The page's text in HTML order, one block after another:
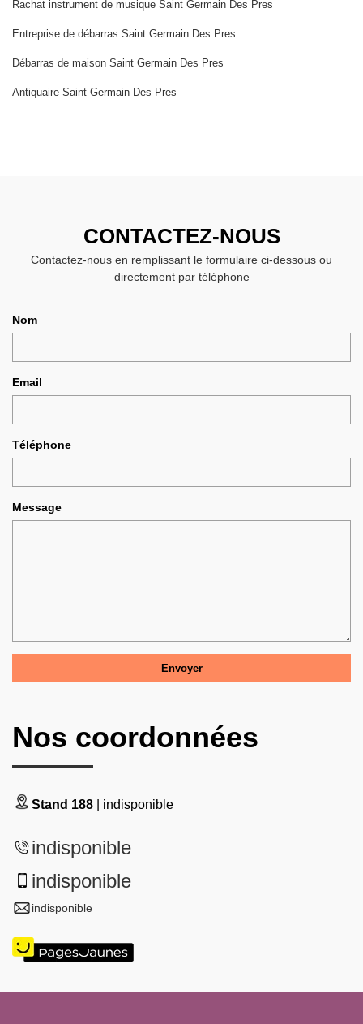
Rachat instrument de musique Saint Germain Des Pres
Entreprise de débarras Saint Germain Des Pres
Débarras de maison Saint Germain Des Pres
Antiquaire Saint Germain Des Pres
CONTACTEZ-NOUS
Contactez-nous en remplissant le formulaire ci-dessous ou
directement par téléphone
Nom
Email
Téléphone
Message
Nos coordonnées
Stand 188 | indisponible
indisponible
indisponible
indisponible